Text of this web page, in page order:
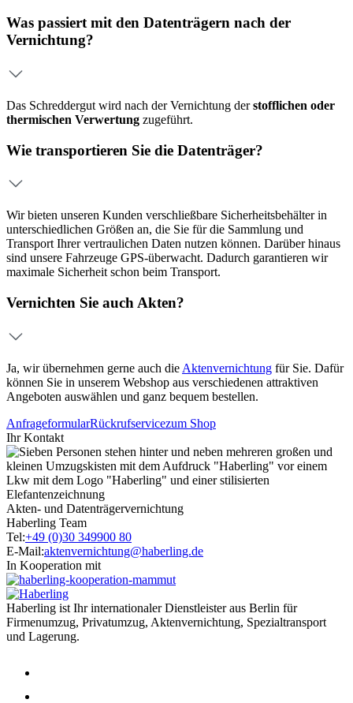
Was passiert mit den Datenträgern nach der
Vernichtung?
Das Schreddergut wird nach der Vernichtung derstofflichen oder
thermischen Verwertung zugeführt.
Wie transportieren Sie die Datenträger?
Wir bieten unseren Kunden verschließbare Sicherheitsbehälter in
unterschiedlichen Größen an, die Sie für die Sammlung und
Transport Ihrer vertraulichen Daten nutzen können. Darüber hinaus
sind unsere Fahrzeuge GPS-überwacht. Dadurch garantieren wir
maximale Sicherheit schon beim Transport.
Vernichten Sie auch Akten?
Ja, wir übernehmen gerne auch die Aktenvernichtung für Sie. Dafür
können Sie in unserem Webshop aus verschiedenen attraktiven
Angeboten auswählen und ganz bequem bestellen.
AnfrageformularRückrufservicezum Shop
Ihr Kontakt
Akten- und Datenträgervernichtung
Haberling Team
Tel:+49 (0)30 349900 80
E-Mail:aktenvernichtung@haberling.de
In Kooperation mit
Haberling ist Ihr internationaler Dienstleister aus Berlin für
Firmenumzug, Privatumzug, Aktenvernichtung, Spezialtransport
und Lagerung.